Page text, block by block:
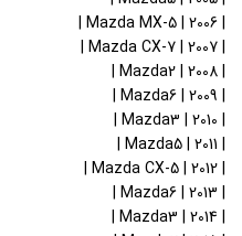
| 2006 | Mazda MX-5 |
| 2007 | Mazda CX-7 |
| 2008 | Mazda2 |
| 2009 | Mazda6 |
| 2010 | Mazda3 |
| 2011 | Mazda5 |
| 2012 | Mazda CX-5 |
| 2013 | Mazda6 |
| 2014 | Mazda3 |